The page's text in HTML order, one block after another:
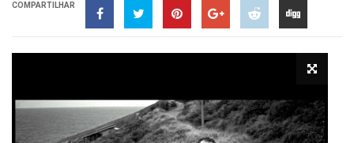
COMPARTILHAR